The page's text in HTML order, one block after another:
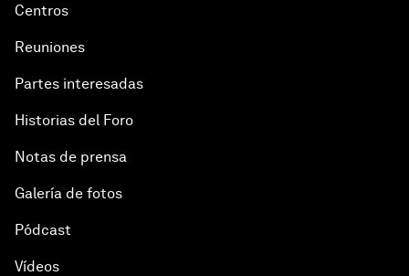
Centros
Reuniones
Partes interesadas
Historias del Foro
Notas de prensa
Galería de fotos
Pódcast
Vídeos